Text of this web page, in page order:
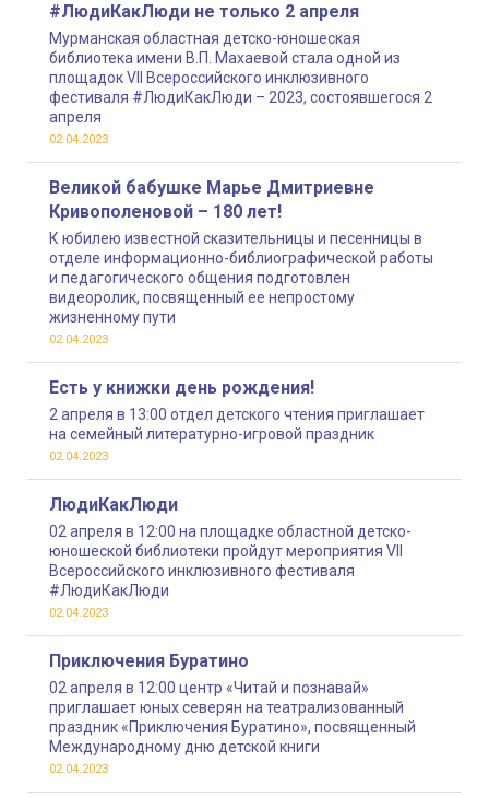
#ЛюдиКакЛюди не только 2 апреля
Мурманская областная детско-юношеская
библиотека имени В.П. Махаевой стала одной из
площадок VII Всероссийского инклюзивного
фестиваля #ЛюдиКакЛюди – 2023, состоявшегося 2
апреля
02.04.2023
Великой бабушке Марье Дмитриевне
Кривополеновой – 180 лет!
К юбилею известной сказительницы и песенницы в
отделе информационно-библиографической работы
и педагогического общения подготовлен
видеоролик, посвященный ее непростому
жизненному пути
02.04.2023
Есть у книжки день рождения!
2 апреля в 13:00 отдел детского чтения приглашает
на семейный литературно-игровой праздник
02.04.2023
ЛюдиКакЛюди
02 апреля в 12:00 на площадке областной детско-
юношеской библиотеки пройдут мероприятия VII
Всероссийского инклюзивного фестиваля
#ЛюдиКакЛюди
02.04.2023
Приключения Буратино
02 апреля в 12:00 центр «Читай и познавай»
приглашает юных северян на театрализованный
праздник «Приключения Буратино», посвященный
Международному дню детской книги
02.04.2023